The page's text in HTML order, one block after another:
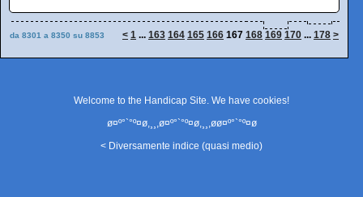
da 8301 a 8350 su 8853 < 1 ... 163 164 165 166 167 168 169 170 ... 178 >
Welcome to the Handicap Site. We have cookies!
ø¤º°`°º¤ø,¸¸,ø¤º°`°º¤ø,¸¸,øø¤º°`°º¤ø
< Diversamente indice (quasi medio)